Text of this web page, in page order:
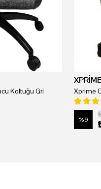
Koltuğu Gri
XPRİME
Xprime
%9